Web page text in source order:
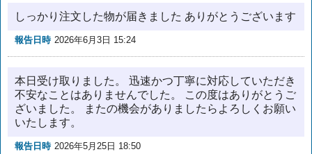
しっかり注文した物が届きました ありがとうございます
報告日時 2026年6月3日 15:24
本日受け取りました。 迅速かつ丁寧に対応していただき
不安なことはありませんでした。 この度はありがとうご
ざいました。 またの機会がありましたらよろしくお願い
いたします。
報告日時 2026年5月25日 18:50